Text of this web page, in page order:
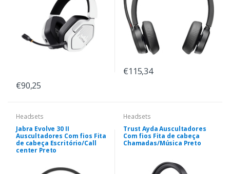
€90,25
€115,34
Headsets
Jabra Evolve 30 II
Auscultadores Com fios Fita
de cabeça Escritório/Call
center Preto
Headsets
Trust Ayda Auscultadores
Com fios Fita de cabeça
Chamadas/Música Preto